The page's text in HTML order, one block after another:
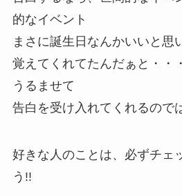
的なイベント
まさに誕生日なんかいいと思
覚えてくれてたんだぁと・・
うるませて
告白を受け入れてくれるので
好きな人のことは、必ずチェ
う!!